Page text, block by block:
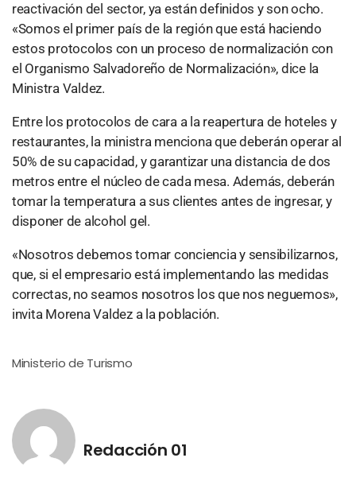
reactivación del sector, ya están definidos y son ocho.
«Somos el primer país de la región que está haciendo
estos protocolos con un proceso de normalización con
el Organismo Salvadoreño de Normalización», dice la
Ministra Valdez.
Entre los protocolos de cara a la reapertura de hoteles y
restaurantes, la ministra menciona que deberán operar al
50% de su capacidad, y garantizar una distancia de dos
metros entre el núcleo de cada mesa. Además, deberán
tomar la temperatura a sus clientes antes de ingresar, y
disponer de alcohol gel.
«Nosotros debemos tomar conciencia y sensibilizarnos,
que, si el empresario está implementando las medidas
correctas, no seamos nosotros los que nos neguemos»,
invita Morena Valdez a la población.
Ministerio de Turismo
Redacción 01